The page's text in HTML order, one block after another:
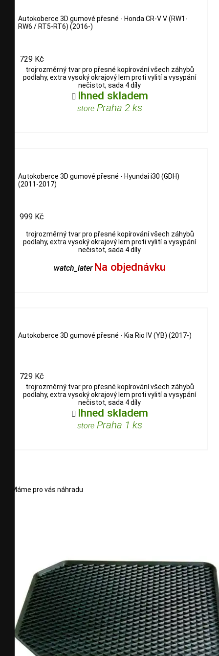
Autokoberce 3D gumové přesné - Honda CR-V V (RW1-
RW6 / RT5-RT6) (2016-)
729 Kč
trojrozměrný tvar pro přesné kopírování všech záhybů
podlahy, extra vysoký okrajový lem proti vylití a vysypání
nečistot, sada 4 díly
 Ihned skladem
storePraha 2 ks
Autokoberce 3D gumové přesné - Hyundai i30 (GDH)
(2011-2017)
999 Kč
trojrozměrný tvar pro přesné kopírování všech záhybů
podlahy, extra vysoký okrajový lem proti vylití a vysypání
nečistot, sada 4 díly
watch_later Na objednávku
Autokoberce 3D gumové přesné - Kia Rio IV (YB) (2017-)
729 Kč
trojrozměrný tvar pro přesné kopírování všech záhybů
podlahy, extra vysoký okrajový lem proti vylití a vysypání
nečistot, sada 4 díly
 Ihned skladem
storePraha 1 ks
Máme pro vás náhradu